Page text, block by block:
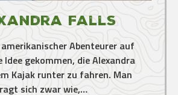
Falls
Abenteurer auf
Idee gekommen, die Alexandra
Kajak runter zu fahren. Man
sich zwar wie,…